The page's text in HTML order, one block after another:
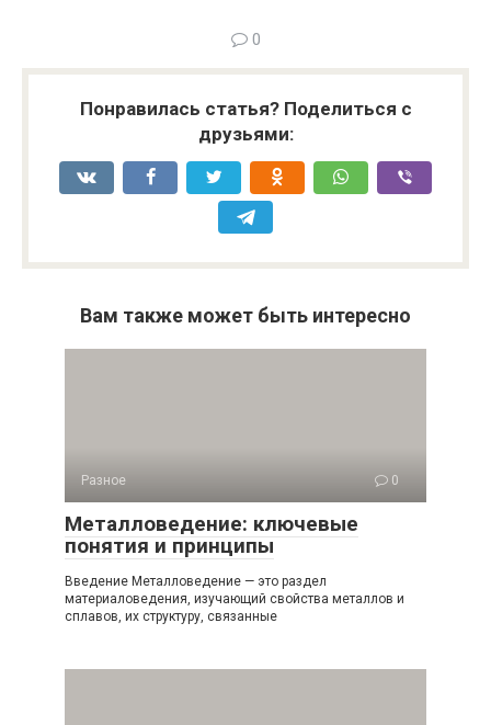
0
Понравилась статья? Поделиться с
друзьями:
Вам также может быть интересно
Разное 0
Металловедение: ключевые
понятия и принципы
Введение Металловедение — это раздел
материаловедения, изучающий свойства металлов и
сплавов, их структуру, связанные